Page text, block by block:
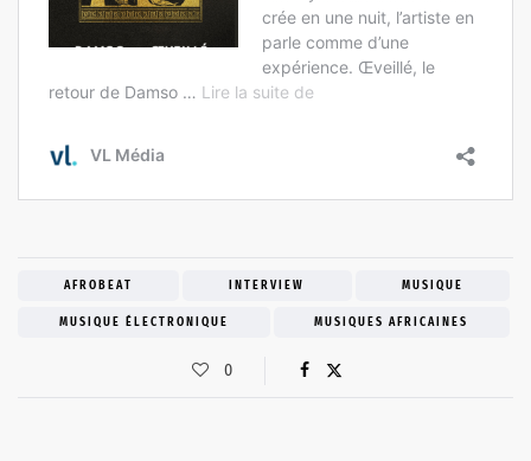
AFROBEAT INTERVIEW MUSIQUE
MUSIQUE ÉLECTRONIQUE MUSIQUES AFRICAINES
0